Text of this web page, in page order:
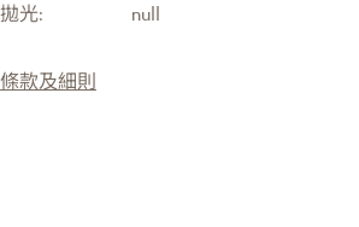
拋光:
null
條款及細則